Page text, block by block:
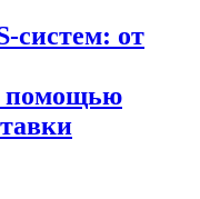
систем: от
помощью